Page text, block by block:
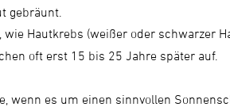
gebräunt.
Hautkrebs (weißer oder schwarzer
oft erst 15 bis 25 Jahre später auf.
wenn es um einen sinnvollen